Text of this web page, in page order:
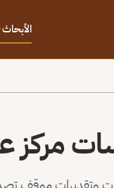
الأبحاث
مركز